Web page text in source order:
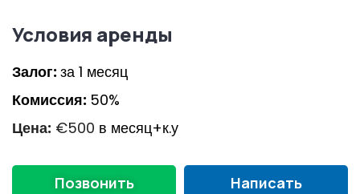
Условия аренды
Залог: за 1 месяц
Комиссия: 50%
Цена: €500 в месяц+к.у
Позвонить Написать